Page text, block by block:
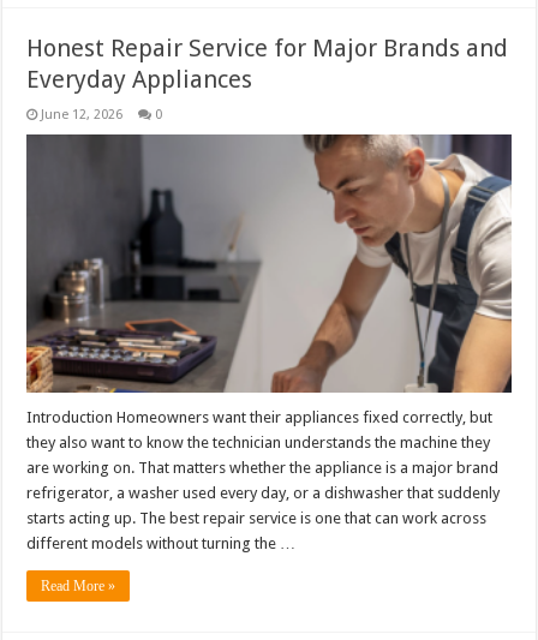
Honest Repair Service for Major Brands and
Everyday Appliances
June 12, 2026 0
Introduction Homeowners want their appliances fixed correctly, but
they also want to know the technician understands the machine they
are working on. That matters whether the appliance is a major brand
refrigerator, a washer used every day, or a dishwasher that suddenly
starts acting up. The best repair service is one that can work across
different models without turning the …
Read More »